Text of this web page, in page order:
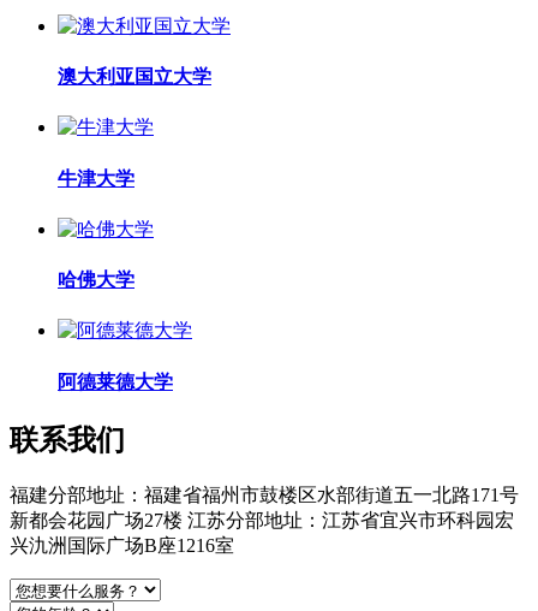
澳大利亚国立大学
牛津大学
哈佛大学
阿德莱德大学
联系我们
福建分部地址：福建省福州市鼓楼区水部街道五一北路171号
新都会花园广场27楼 江苏分部地址：江苏省宜兴市环科园宏
兴氿洲国际广场B座1216室